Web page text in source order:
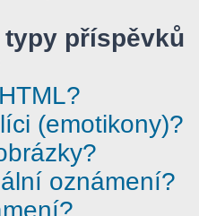
příspěvků
(emotikony)?
oznámení?